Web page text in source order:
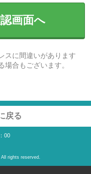
画面へ
スに間違いがあります
合もございます。
戻る
00
rights reserved.